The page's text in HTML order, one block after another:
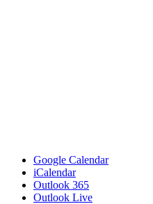
Google Calendar
iCalendar
Outlook 365
Outlook Live